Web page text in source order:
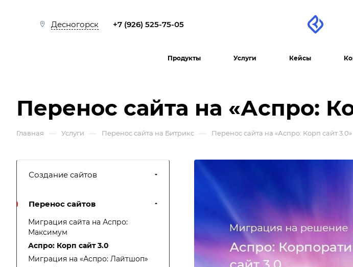
Десногорск +7 (926) 525-75-05
Продукты Услуги Кейсы
Перенос сайта на «Аспро:
Главная — Услуги — Перенос сайта на Битрикс — Перенос сайта на «Аспро: Корп сайт 3.0»
Создание сайтов
Перенос сайтов
Миграция сайта на Аспро:
Максимум
Аспро: Корп сайт 3.0
Миграция на «Аспро: Лайтшоп»